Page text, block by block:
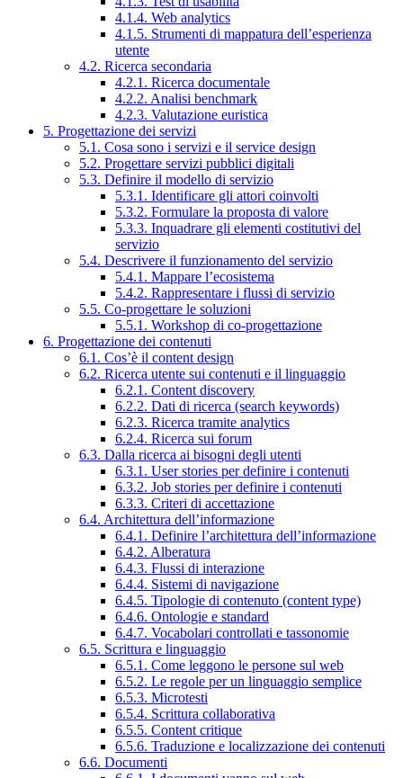
4.1.4. Web analytics
4.1.5. Strumenti di mappatura dell’esperienza
utente
4.2. Ricerca secondaria
4.2.1. Ricerca documentale
4.2.2. Analisi benchmark
4.2.3. Valutazione euristica
5. Progettazione dei servizi
5.1. Cosa sono i servizi e il service design
5.2. Progettare servizi pubblici digitali
5.3. Definire il modello di servizio
5.3.1. Identificare gli attori coinvolti
5.3.2. Formulare la proposta di valore
5.3.3. Inquadrare gli elementi costitutivi del
servizio
5.4. Descrivere il funzionamento del servizio
5.4.1. Mappare l’ecosistema
5.4.2. Rappresentare i flussi di servizio
5.5. Co-progettare le soluzioni
5.5.1. Workshop di co-progettazione
6. Progettazione dei contenuti
6.1. Cos’è il content design
6.2. Ricerca utente sui contenuti e il linguaggio
6.2.1. Content discovery
6.2.2. Dati di ricerca (search keywords)
6.2.3. Ricerca tramite analytics
6.2.4. Ricerca sui forum
6.3. Dalla ricerca ai bisogni degli utenti
6.3.1. User stories per definire i contenuti
6.3.2. Job stories per definire i contenuti
6.3.3. Criteri di accettazione
6.4. Architettura dell’informazione
6.4.1. Definire l’architettura dell’informazione
6.4.2. Alberatura
6.4.3. Flussi di interazione
6.4.4. Sistemi di navigazione
6.4.5. Tipologie di contenuto (content type)
6.4.6. Ontologie e standard
6.4.7. Vocabolari controllati e tassonomie
6.5. Scrittura e linguaggio
6.5.1. Come leggono le persone sul web
6.5.2. Le regole per un linguaggio semplice
6.5.3. Microtesti
6.5.4. Scrittura collaborativa
6.5.5. Content critique
6.5.6. Traduzione e localizzazione dei contenuti
6.6. Documenti